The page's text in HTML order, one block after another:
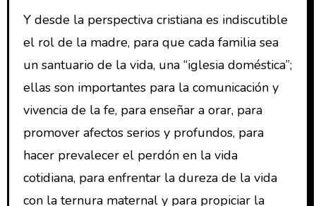
Y desde la perspectiva cristiana es indiscutible
el rol de la madre, para que cada familia sea
un santuario de la vida, una “iglesia doméstica”;
ellas son importantes para la comunicación y
vivencia de la fe, para enseñar a orar, para
promover afectos serios y profundos, para
hacer prevalecer el perdón en la vida
cotidiana, para enfrentar la dureza de la vida
con la ternura maternal y para propiciar la